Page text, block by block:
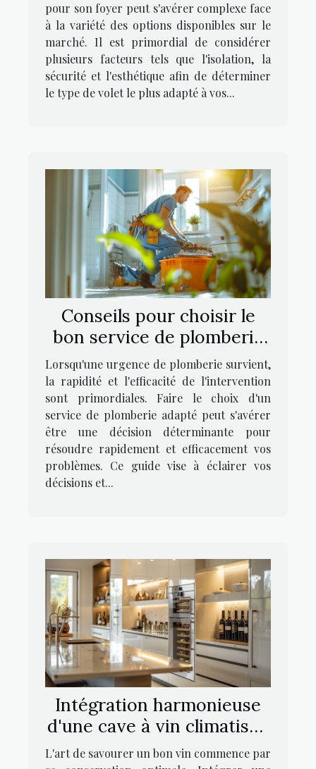
pour son foyer peut s'avérer complexe face
à la variété des options disponibles sur le
marché. Il est primordial de considérer
plusieurs facteurs tels que l'isolation, la
sécurité et l'esthétique afin de déterminer
le type de volet le plus adapté à vos...
Conseils pour choisir le
bon service de plomberie
en cas d'urgence
Lorsqu'une urgence de plomberie survient,
la rapidité et l'efficacité de l'intervention
sont primordiales. Faire le choix d'un
service de plomberie adapté peut s'avérer
être une décision déterminante pour
résoudre rapidement et efficacement vos
problèmes. Ce guide vise à éclairer vos
décisions et...
Intégration harmonieuse
d'une cave à vin climatisée
dans une cuisine moderne
L'art de savourer un bon vin commence par